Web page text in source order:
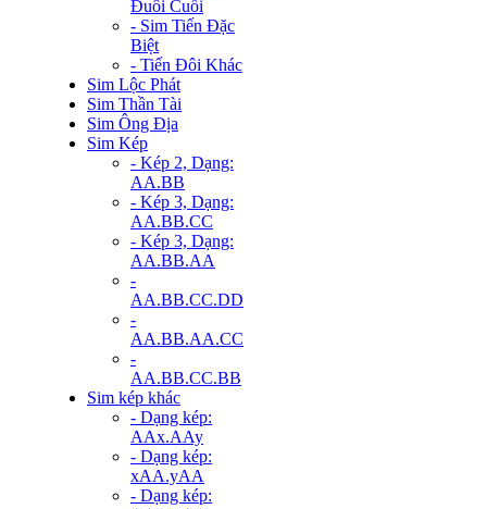
Đuôi Cuối
- Sim Tiến Đặc
Biệt
- Tiến Đôi Khác
Sim Lộc Phát
Sim Thần Tài
Sim Ông Địa
Sim Kép
- Kép 2, Dạng:
AA.BB
- Kép 3, Dạng:
AA.BB.CC
- Kép 3, Dạng:
AA.BB.AA
-
AA.BB.CC.DD
-
AA.BB.AA.CC
-
AA.BB.CC.BB
Sim kép khác
- Dạng kép:
AAx.AAy
- Dạng kép:
xAA.yAA
- Dạng kép: